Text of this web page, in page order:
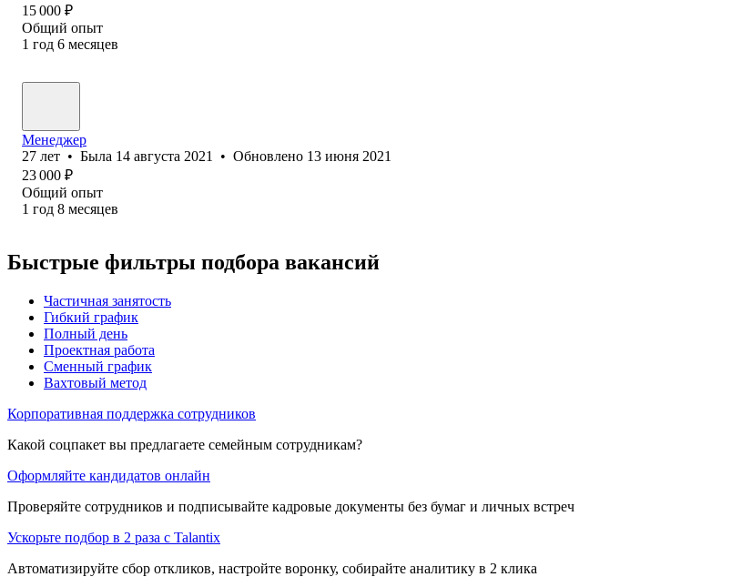
15 000 ₽
Общий опыт
1 год 6 месяцев
Менеджер
27 лет • Была 14 августа 2021 • Обновлено 13 июня 2021
23 000 ₽
Общий опыт
1 год 8 месяцев
Быстрые фильтры подбора вакансий
Частичная занятость
Гибкий график
Полный день
Проектная работа
Сменный график
Вахтовый метод
Корпоративная поддержка сотрудников
Какой соцпакет вы предлагаете семейным сотрудникам?
Оформляйте кандидатов онлайн
Проверяйте сотрудников и подписывайте кадровые документы без бумаг и личных встреч
Ускорьте подбор в 2 раза с Talantix
Автоматизируйте сбор откликов, настройте воронку, собирайте аналитику в 2 клика